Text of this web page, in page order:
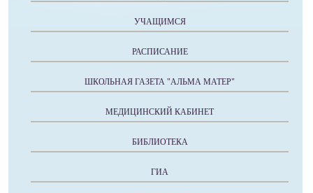
УЧАЩИМСЯ
РАСПИСАНИЕ
ШКОЛЬНАЯ ГАЗЕТА "АЛЬМА МАТЕР"
МЕДИЦИНСКИЙ КАБИНЕТ
БИБЛИОТЕКА
ГИА